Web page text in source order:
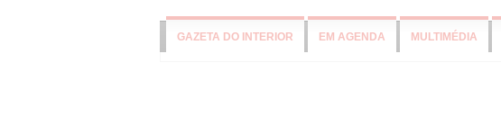
GAZETA DO INTERIOR EM AGENDA MULTIMÉDIA